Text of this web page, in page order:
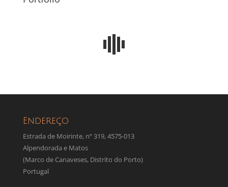
Endereço
Estrada de Moirinte, nº 319, 4575-013
Alpendorada e Matos
(Marco de Canaveses, Distrito do Porto)
Portugal